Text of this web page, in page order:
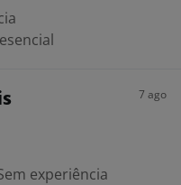
7 ago
experiência